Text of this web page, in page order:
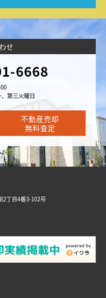
せ
6668
第三火曜日
不動産売却
無料査定
丁目4番3-102号